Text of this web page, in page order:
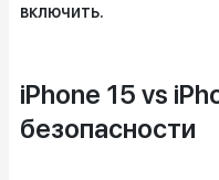
включить.
iPhone 15 vs
безопасности